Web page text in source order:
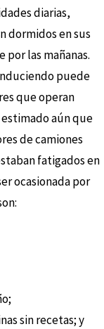
diarias,
dormidos en sus
las mañanas.
puede
que operan
aún que
de camiones
fatigados en
ocasionada por
sin recetas; y